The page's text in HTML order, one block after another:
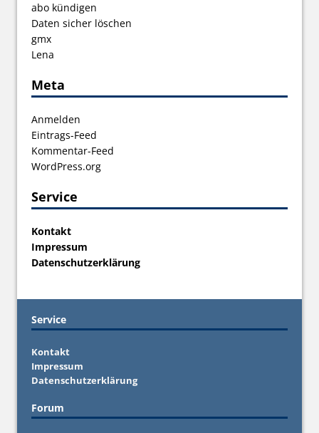
abo kündigen
Daten sicher löschen
gmx
Lena
Meta
Anmelden
Eintrags-Feed
Kommentar-Feed
WordPress.org
Service
Kontakt
Impressum
Datenschutzerklärung
Service
Kontakt
Impressum
Datenschutzerklärung
Forum